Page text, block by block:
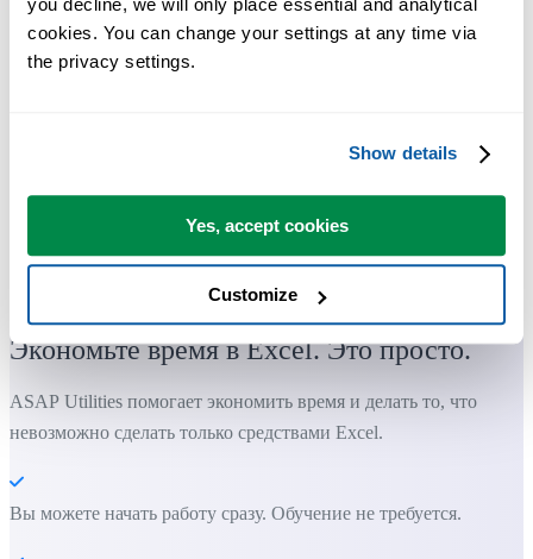
cookies. You can change your settings at any time via
the privacy settings.
Show details
Yes, accept cookies
Customize
Практичные инструменты, которых многим пользователям
не хватает в самом Excel.
Экономьте время в Excel. Это просто.
ASAP Utilities помогает экономить время и делать то, что
невозможно сделать только средствами Excel.
Вы можете начать работу сразу. Обучение не требуется.